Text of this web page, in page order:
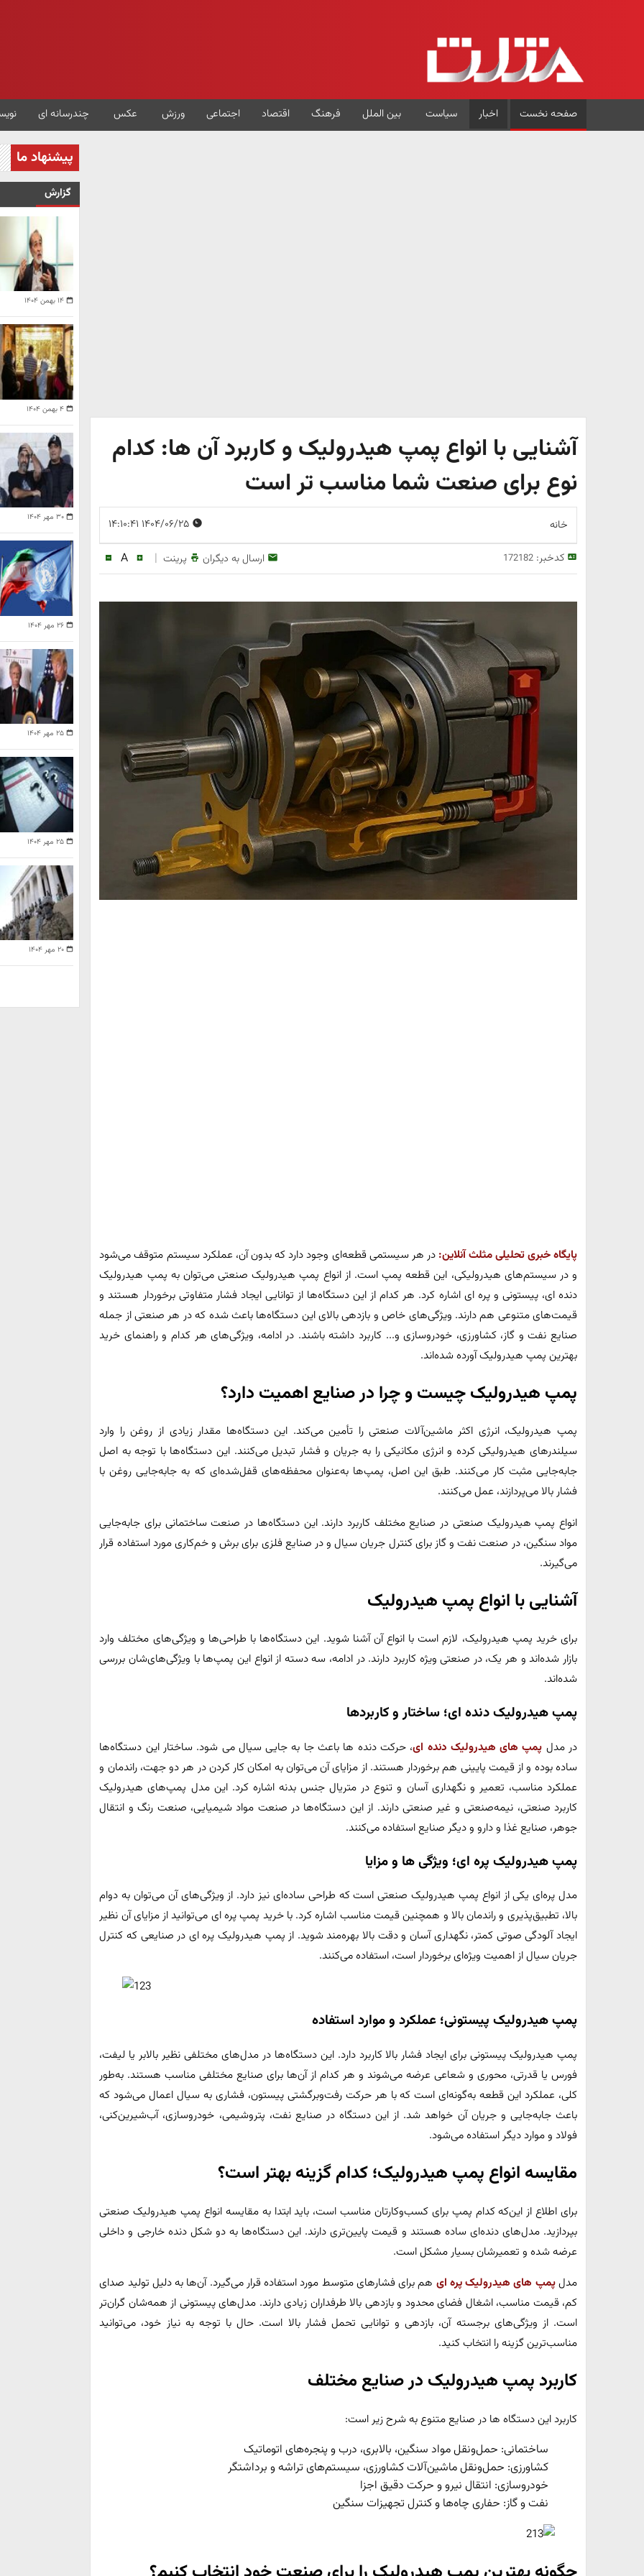
صفحه نخست اخبار سیاست بین الملل فرهنگ اقتصاد اجتماعی ورزش عکس چندرسانه ای
آشنایی با انواع پمپ هیدرولیک و کاربرد آن ها: کدام
نوع برای صنعت شما مناسب تر است
خانه
کدخبر:172182 ارسال به دیگران پرینت |
A
پایگاه خبری تحلیلی مثلث آنلاین: در هر سیستمی قطعه‌ای وجود دارد که بدون آن، عملکرد سیستم متوقف می‌شود
و در سیستم‌های هیدرولیکی، این قطعه پمپ است. از انواع پمپ هیدرولیک صنعتی می‌توان به پمپ هیدرولیک
دنده ای، پیستونی و پره‌ ای اشاره کرد. هر کدام از این دستگاه‌ها از توانایی ایجاد فشار متفاوتی برخوردار هستند و
قیمت‌های متنوعی هم دارند. ویژگی‌های خاص و بازدهی بالای این دستگاه‌ها باعث شده که در هر صنعتی از جمله
صنایع نفت و گاز، کشاورزی، خودروسازی و... کاربرد داشته باشند. در ادامه، ویژگی‌های هر کدام و راهنمای خرید
بهترین پمپ هیدرولیک آورده شده‌اند.
پمپ هیدرولیک چیست و چرا در صنایع اهمیت دارد؟
پمپ هیدرولیک، انرژی اکثر ماشین‌آلات صنعتی را تأمین می‌کند. این دستگاه‌ها مقدار زیادی از روغن را وارد
سیلندرهای هیدرولیکی کرده و انرژی مکانیکی را به جریان و فشار تبدیل می‌کنند. این دستگاه‌ها با توجه به اصل
جابه‌جایی مثبت کار می‌کنند. طبق این اصل، پمپ‌ها به‌عنوان محفظه‌های قفل‌شده‌ای که به جابه‌جایی روغن با
فشار بالا می‌پردازند، عمل می‌کنند.
انواع پمپ هیدرولیک صنعتی در صنایع مختلف کاربرد دارند. این دستگاه‌ها در صنعت ساختمانی برای جابه‌جایی
مواد سنگین، در صنعت نفت و گاز برای کنترل جریان سیال و در صنایع فلزی برای برش و خم‌کاری مورد استفاده قرار
می‌گیرند.
آشنایی با انواع پمپ هیدرولیک
برای خرید پمپ هیدرولیک، لازم است با انواع آن آشنا شوید. این دستگاه‌ها با طراحی‌ها و ویژگی‌های مختلف وارد
بازار شده‌اند و هر یک، در صنعتی ویژه کاربرد دارند. در ادامه، سه دسته از انواع این پمپ‌ها با ویژگی‌های‌شان بررسی
شده‌اند.
پمپ هیدرولیک دنده ای؛ ساختار و کاربردها
در مدل پمپ های هیدرولیک دنده‌ ای، حرکت دنده‌ ها باعث جا به‌ جایی سیال می‌ شود. ساختار این دستگاه‌ها
ساده بوده و از قیمت پایینی هم برخوردار هستند. از مزایای آن می‌توان به امکان کار کردن در هر دو جهت، راندمان و
عملکرد مناسب، تعمیر و نگهداری آسان و تنوع در متریال جنس بدنه اشاره کرد‌. این مدل پمپ‌های هیدرولیک
کاربرد صنعتی، نیمه‌صنعتی و غیر صنعتی دارند. از این دستگاه‌ها در صنعت مواد شیمیایی، صنعت رنگ و انتقال
جوهر، صنایع غذا و دارو و دیگر صنایع استفاده می‌کنند.
پمپ هیدرولیک پره ای؛ ویژگی ها و مزایا
مدل پره‌ای یکی از انواع پمپ هیدرولیک صنعتی است که طراحی ساده‌ای نیز دارد. از ویژگی‌های آن می‌توان به دوام
بالا، تطبیق‌پذیری و راندمان بالا و همچنین قیمت مناسب اشاره کرد. با خرید پمپ پره‌ ای می‌توانید از مزایای آن نظیر
ایجاد آلودگی صوتی کمتر، نگهداری آسان و دقت بالا بهره‌مند شوید. از پمپ هیدرولیک پره ای در صنایعی که کنترل
جریان سیال از اهمیت ویژه‌ای برخوردار است، استفاده می‌کنند.
پمپ هیدرولیک پیستونی؛ عملکرد و موارد استفاده
پمپ هیدرولیک پیستونی برای ایجاد فشار بالا کاربرد دارد. این دستگاه‌ها در مدل‌های مختلفی نظیر بالابر یا لیفت،
فورس یا قدرتی، محوری و شعاعی عرضه می‌شوند و هر کدام از آن‌ها برای صنایع مختلفی مناسب هستند. به‌طور
کلی، عملکرد این قطعه به‌گونه‌ای است که با هر حرکت رفت‌وبرگشتی پیستون، فشاری به سیال اعمال می‌شود که
باعث جابه‌جایی و جریان آن خواهد شد. از این دستگاه در صنایع نفت، پتروشیمی، خودروسازی، آب‌شیرین‌کنی،
فولاد و موارد دیگر استفاده می‌شود.
مقایسه انواع پمپ هیدرولیک؛ کدام گزینه بهتر است؟
برای اطلاع از این‌که کدام پمپ برای کسب‌وکارتان مناسب است، باید ابتدا به مقایسه انواع پمپ هیدرولیک صنعتی
بپردازید. مدل‌های دنده‌ای ساده هستند و قیمت پایین‌تری دارند. این دستگاه‌ها به دو شکل دنده خارجی و داخلی
عرضه شده و تعمیرشان بسیار مشکل است.
مدلپمپ های هیدرولیک پره‌ ای هم برای فشارهای متوسط مورد استفاده قرار می‌گیرد. آن‌ها به دلیل تولید صدای
کم، قیمت مناسب، اشغال فضای محدود و بازدهی بالا طرفداران زیادی دارند. مدل‌های پیستونی از همه‌شان گران‌تر
است. از ویژگی‌های برجسته آن، بازدهی و توانایی تحمل فشار بالا است. حال با توجه به نیاز خود، می‌توانید
مناسب‌ترین گزینه را انتخاب کنید.
کاربرد پمپ هیدرولیک در صنایع مختلف
کاربرد این دستگاه‌ ها در صنایع متنوع به شرح زیر است:
ساختمانی: حمل‌ونقل مواد سنگین، بالابری، درب و پنجره‌های اتوماتیک
کشاورزی: حمل‌ونقل ماشین‌آلات کشاورزی، سیستم‌های تراشه و برداشتگر
خودروسازی: انتقال نیرو و حرکت دقیق اجزا
نفت و گاز: حفاری چاه‌ها و کنترل تجهیزات سنگین
پیشنهاد ما
گزارش
۱۴ بهمن ۱۴۰۴
۴ بهمن ۱۴۰۴
۳۰ مهر ۱۴۰۴
۲۶ مهر ۱۴۰۴
۲۵ مهر ۱۴۰۴
۲۵ مهر ۱۴۰۴
۲۰ مهر ۱۴۰۴